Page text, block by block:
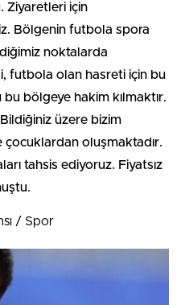
Ziyaretleri için
Bölgenin futbola spora
noktalarda
futbola olan hasreti için bu
bölgeye hakim kılmaktır.
üzere bizim
çocuklardan oluşmaktadır.
tahsis ediyoruz. Fiyatsız
/ Spor